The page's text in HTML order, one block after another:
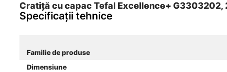
Cratiță cu capac Tefal Excellence+
Specificații tehnice
Familie de produse
Dimensiune